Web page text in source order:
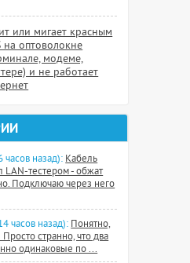
или мигает красным
на оптоволокне
модеме,
и не работает
часов назад): Кабель
LAN-тестером - обжат
Подключаю через него
часов назад): Понятно,
странно, что два
одинаковые по ...